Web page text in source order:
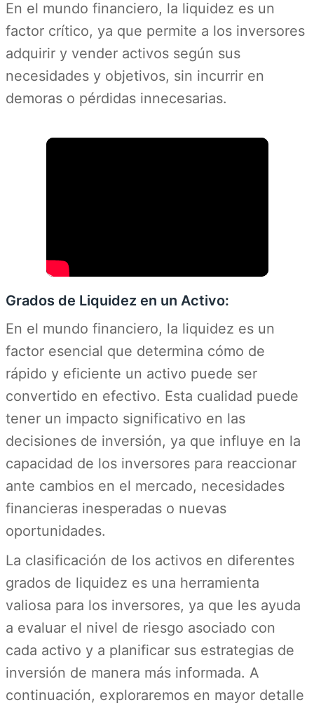
En el mundo financiero, la liquidez es un
factor crítico, ya que permite a los inversores
adquirir y vender activos según sus
necesidades y objetivos, sin incurrir en
demoras o pérdidas innecesarias.
Grados de Liquidez en un Activo:
En el mundo financiero, la liquidez es un
factor esencial que determina cómo de
rápido y eficiente un activo puede ser
convertido en efectivo. Esta cualidad puede
tener un impacto significativo en las
decisiones de inversión, ya que influye en la
capacidad de los inversores para reaccionar
ante cambios en el mercado, necesidades
financieras inesperadas o nuevas
oportunidades.
La clasificación de los activos en diferentes
grados de liquidez es una herramienta
valiosa para los inversores, ya que les ayuda
a evaluar el nivel de riesgo asociado con
cada activo y a planificar sus estrategias de
inversión de manera más informada. A
continuación, exploraremos en mayor detalle